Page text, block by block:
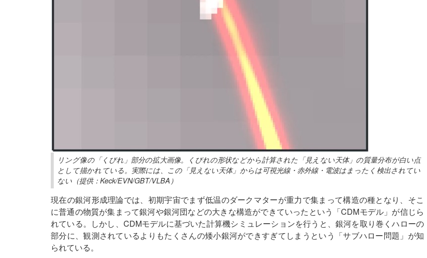
リング像の「くびれ」部分の拡大画像。くびれの形状などから計算された「見えない天体」の質量分布が白い点
として描かれている。実際には、この「見えない天体」からは可視光線・赤外線・電波はまったく検出されてい
ない（提供：Keck/EVN/GBT/VLBA）
現在の銀河形成理論では、初期宇宙でまず低温のダークマターが重力で集まって構造の種となり、そこ
に普通の物質が集まって銀河や銀河団などの大きな構造ができていったという「CDMモデル」が信じら
れている。しかし、CDMモデルに基づいた計算機シミュレーションを行うと、銀河を取り巻くハローの
部分に、観測されているよりもたくさんの矮小銀河ができすぎてしまうという「サブハロー問題」が知
られている。